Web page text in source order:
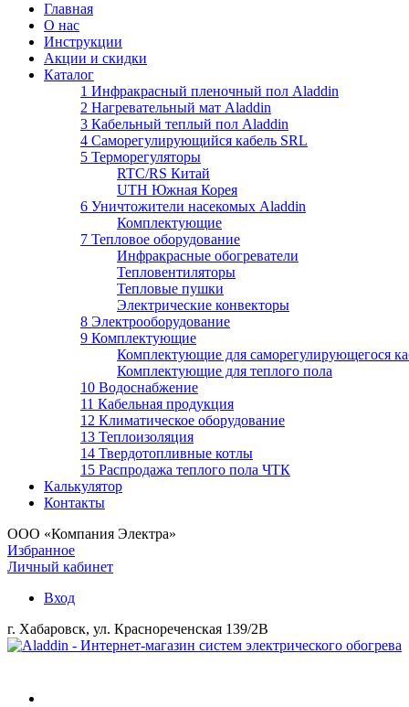
Главная
О нас
Инструкции
Акции и скидки
Каталог
1 Инфракрасный пленочный пол Aladdin
2 Нагревательный мат Aladdin
3 Кабельный теплый пол Aladdin
4 Саморегулирующийся кабель SRL
5 Терморегуляторы
RTC/RS Китай
UTH Южная Корея
6 Уничтожители насекомых Aladdin
Комплектующие
7 Тепловое оборудование
Инфракрасные обогреватели
Тепловентиляторы
Тепловые пушки
Электрические конвекторы
8 Электрооборудование
9 Комплектующие
Комплектующие для саморегулирующегося
Комплектующие для теплого пола
10 Водоснабжение
11 Кабельная продукция
12 Климатическое оборудование
13 Теплоизоляция
14 Твердотопливные котлы
15 Распродажа теплого пола ЧТК
Калькулятор
Контакты
ООО «Компания Электра»
Избранное
Личный кабинет
Вход
г. Хабаровск, ул. Краснореченская 139/2В